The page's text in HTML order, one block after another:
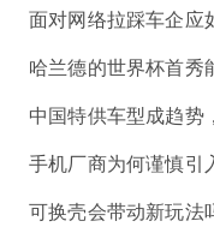
面对网络拉踩车企应
哈兰德的世界杯首秀
中国特供车型成趋势
手机厂商为何谨慎引
可换壳会带动新玩法